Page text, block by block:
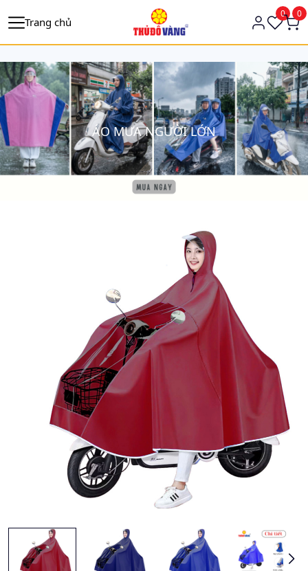
https://tagmanager.google.com/
Trang chủ
0 0
ÁO MƯA NGƯỜI LỚN